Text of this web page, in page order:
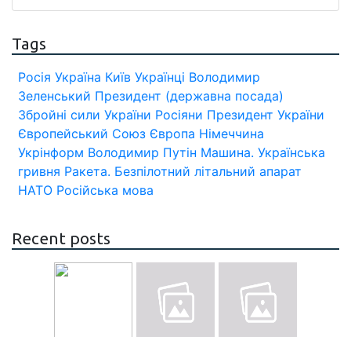
Tags
Росія Україна Київ Українці Володимир
Зеленський Президент (державна посада)
Збройні сили України Росіяни Президент України
Європейський Союз Європа Німеччина
Укрінформ Володимир Путін Машина. Українська
гривня Ракета. Безпілотний літальний апарат
НАТО Російська мова
Recent posts